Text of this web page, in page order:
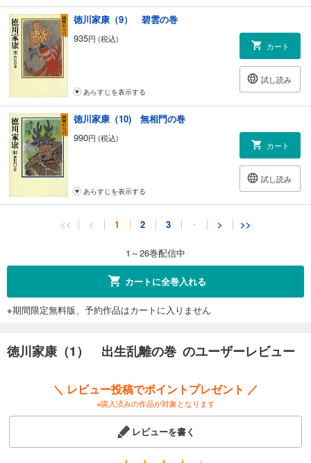
徳川家康（9） 碧雲の巻
935円 (税込)
カート
試し読み
あらすじを表示する
徳川家康（10) 無相門の巻
990円 (税込)
カート
試し読み
あらすじを表示する
徳川家康（11) 竜虎の巻
あらすじを表示する
徳川家康（12） 華厳の巻
カート
あらすじを表示する
徳川家康（13） 侘茶の巻
円 (税込)
<< < 1 2 3 ・ > >>
1～26巻配信中
カートに全巻入れる
※期間限定無料版、予約作品はカートに入りません
徳川家康（1） 出生乱離の巻 のユーザーレビュー
＼ レビュー投稿でポイントプレゼント ／
※購入済みの作品が対象となります
レビューを書く